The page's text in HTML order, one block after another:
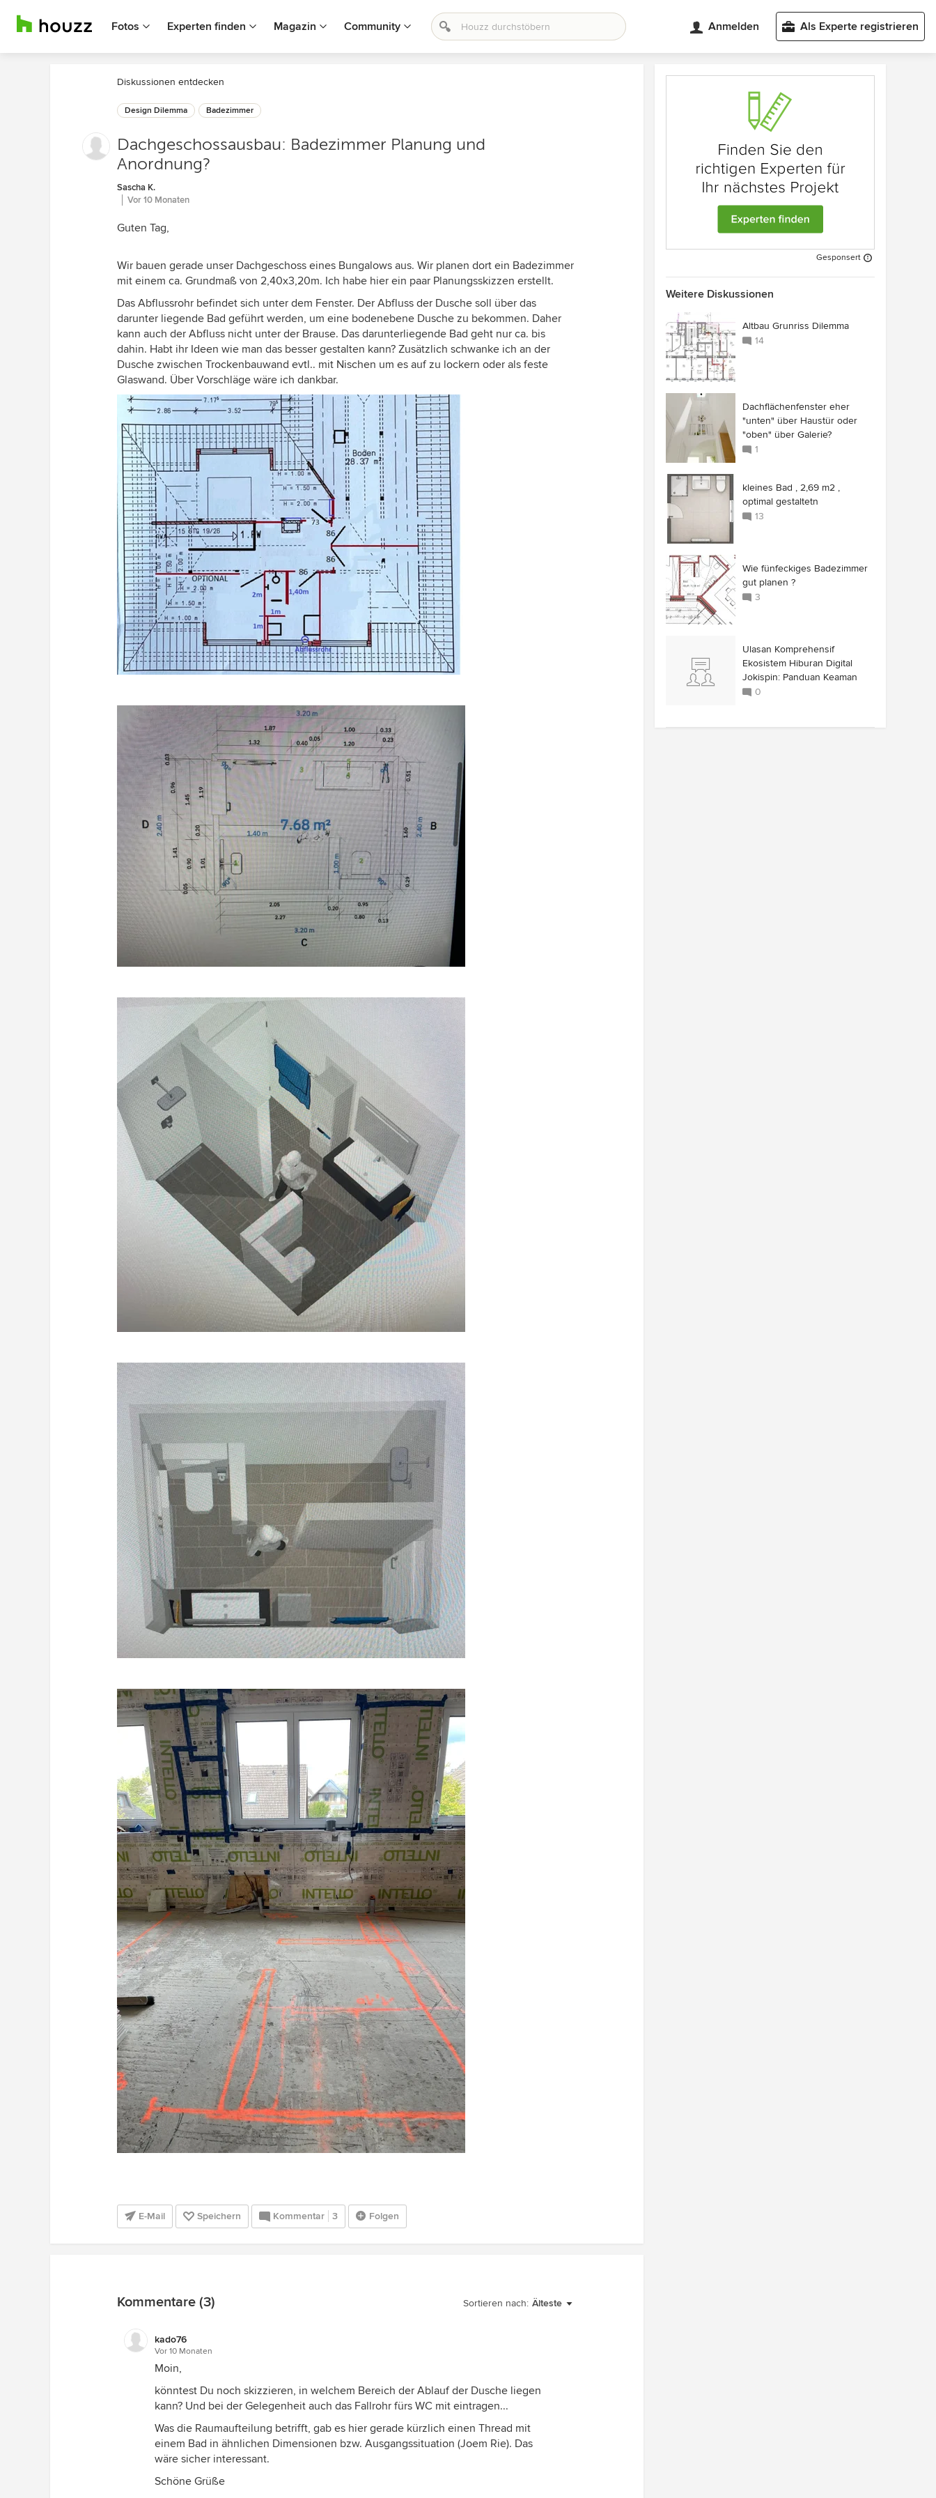
Fotos Experten finden Magazin Community Anmelden Als Experte registrieren
Diskussionen entdecken
Design Dilemma Badezimmer
Dachgeschossausbau: Badezimmer Planung und
Anordnung?
Sascha K.
Vor 10 Monaten
Guten Tag,
Wir bauen gerade unser Dachgeschoss eines Bungalows aus. Wir planen dort ein Badezimmer
mit einem ca. Grundmaß von 2,40x3,20m. Ich habe hier ein paar Planungsskizzen erstellt.
Das Abflussrohr befindet sich unter dem Fenster. Der Abfluss der Dusche soll über das
darunter liegende Bad geführt werden, um eine bodenebene Dusche zu bekommen. Daher
kann auch der Abfluss nicht unter der Brause. Das darunterliegende Bad geht nur ca. bis
dahin. Habt ihr Ideen wie man das besser gestalten kann? Zusätzlich schwanke ich an der
Dusche zwischen Trockenbauwand evtl.. mit Nischen um es auf zu lockern oder als feste
Glaswand. Über Vorschläge wäre ich dankbar.
E-Mail Speichern Kommentar 3 Folgen
Sortieren nach: Älteste
Kommentare (3)
kado76
Vor 10 Monaten
Moin,
könntest Du noch skizzieren, in welchem Bereich der Ablauf der Dusche liegen
kann? Und bei der Gelegenheit auch das Fallrohr fürs WC mit eintragen...
Was die Raumaufteilung betrifft, gab es hier gerade kürzlich einen Thread mit
einem Bad in ähnlichen Dimensionen bzw. Ausgangssituation (Joem Rie). Das
wäre sicher interessant.
Schöne Grüße
Gesponsert
Weitere Diskussionen
Altbau Grunriss Dilemma
14
Dachflächenfenster eher
"unten" über Haustür oder
"oben" über Galerie?
1
kleines Bad , 2,69 m2 ,
optimal gestaltetn
13
Wie fünfeckiges Badezimmer
gut planen ?
3
Ulasan Komprehensif
Ekosistem Hiburan Digital
Jokispin: Panduan Keaman
0